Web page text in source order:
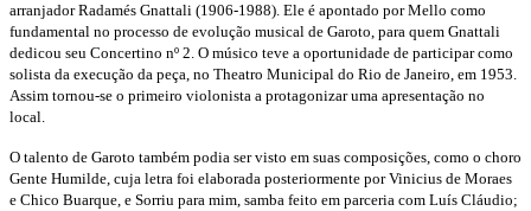
arranjador Radamés Gnattali (1906-1988). Ele é apontado por Mello como
fundamental no processo de evolução musical de Garoto, para quem Gnattali
dedicou seu Concertino nº 2. O músico teve a oportunidade de participar como
solista da execução da peça, no Theatro Municipal do Rio de Janeiro, em 1953.
Assim tornou-se o primeiro violonista a protagonizar uma apresentação no
local.
O talento de Garoto também podia ser visto em suas composições, como o choro
Gente Humilde, cuja letra foi elaborada posteriormente por Vinicius de Moraes
e Chico Buarque, e Sorriu para mim, samba feito em parceria com Luís Cláudio;